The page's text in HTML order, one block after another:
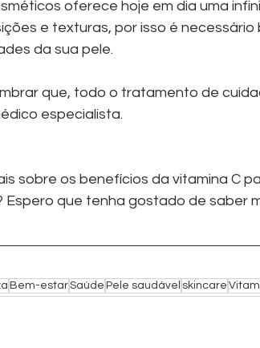
oferece hoje em dia uma
e texturas, por isso é necessário
da sua pele.
que, todo o tratamento de
especialista.
sobre os benefícios da vitamina C
Espero que tenha gostado de saber
Bem-estarSaúde Pele saudável skincare